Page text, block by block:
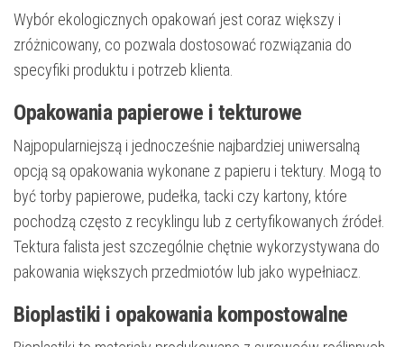
Wybór ekologicznych opakowań jest coraz większy i
zróżnicowany, co pozwala dostosować rozwiązania do
specyfiki produktu i potrzeb klienta.
Opakowania papierowe i tekturowe
Najpopularniejszą i jednocześnie najbardziej uniwersalną
opcją są opakowania wykonane z papieru i tektury. Mogą to
być torby papierowe, pudełka, tacki czy kartony, które
pochodzą często z recyklingu lub z certyfikowanych źródeł.
Tektura falista jest szczególnie chętnie wykorzystywana do
pakowania większych przedmiotów lub jako wypełniacz.
Bioplastiki i opakowania kompostowalne